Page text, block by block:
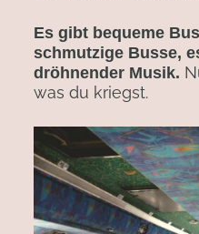
Es gibt bequeme
schmutzige Busse,
dröhnender Musik.
was du kriegst.